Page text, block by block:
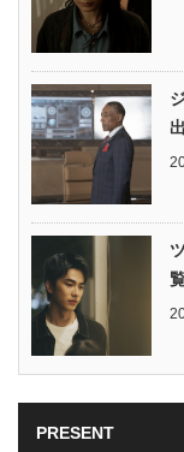
PRESENT